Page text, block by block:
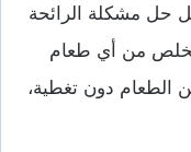
حل مشكلة الرائحة
تخلص من أي طعام
الطعام دون تغطية،